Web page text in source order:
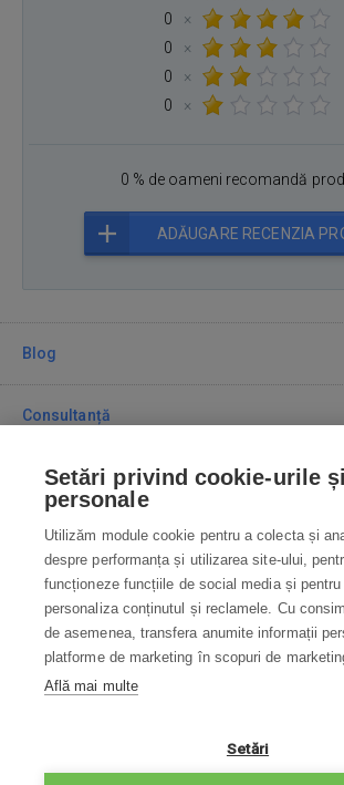
0
×
0
×
0
×
0
×
0 % de oameni recomandă
ADĂUGARE RECENZIA
Blog
Consultanță
Cum cumpăr
Contact
Contactați-ne
info@robotworld.ro
031 22 97 010
Setări privind cookie-urile
personale
Utilizăm module cookie pentru a colecta și
despre performanța și utilizarea site-ului,
funcționeze funcțiile de social media și
personaliza conținutul și reclamele. Cu
de asemenea, transfera anumite informații
platforme de marketing în scopuri de
Află mai multe
Setări